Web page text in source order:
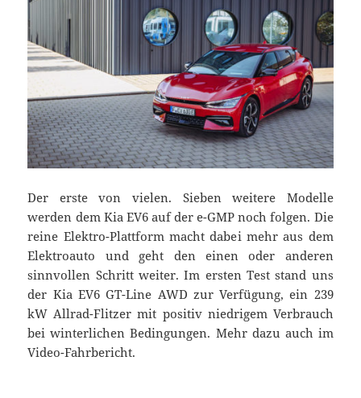
Der erste von vielen. Sieben weitere Modelle
werden dem Kia EV6 auf der e-GMP noch folgen. Die
reine Elektro-Plattform macht dabei mehr aus dem
Elektroauto und geht den einen oder anderen
sinnvollen Schritt weiter. Im ersten Test stand uns
der Kia EV6 GT-Line AWD zur Verfügung, ein 239
kW Allrad-Flitzer mit positiv niedrigem Verbrauch
bei winterlichen Bedingungen. Mehr dazu auch im
Video-Fahrbericht.